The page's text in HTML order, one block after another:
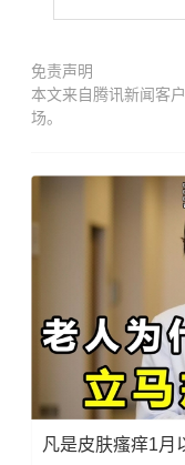
免责声明
本文来自腾讯新闻客
场。